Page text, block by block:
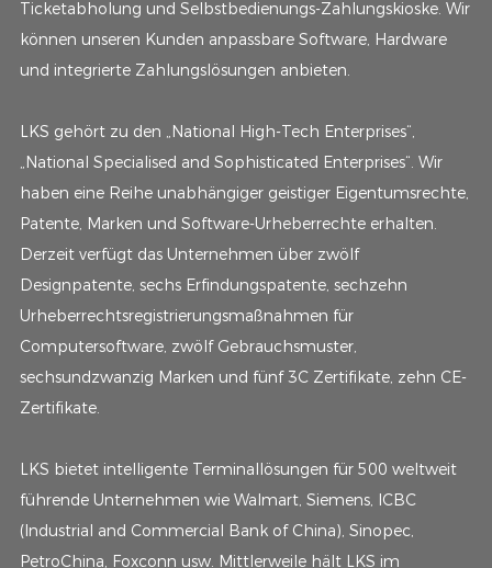
Ticketabholung und Selbstbedienungs-Zahlungskioske. Wir
können unseren Kunden anpassbare Software, Hardware
und integrierte Zahlungslösungen anbieten.
LKS gehört zu den „National High-Tech Enterprises“,
„National Specialised and Sophisticated Enterprises“. Wir
haben eine Reihe unabhängiger geistiger Eigentumsrechte,
Patente, Marken und Software-Urheberrechte erhalten.
Derzeit verfügt das Unternehmen über zwölf
Designpatente, sechs Erfindungspatente, sechzehn
Urheberrechtsregistrierungsmaßnahmen für
Computersoftware, zwölf Gebrauchsmuster,
sechsundzwanzig Marken und fünf 3C Zertifikate, zehn CE-
Zertifikate.
LKS bietet intelligente Terminallösungen für 500 weltweit
führende Unternehmen wie Walmart, Siemens, ICBC
(Industrial and Commercial Bank of China), Sinopec,
PetroChina, Foxconn usw. Mittlerweile hält LKS im